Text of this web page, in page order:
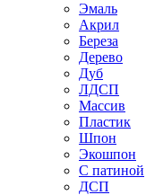
Эмаль
Акрил
Береза
Дерево
Дуб
ЛДСП
Массив
Пластик
Шпон
Экошпон
С патиной
ДСП